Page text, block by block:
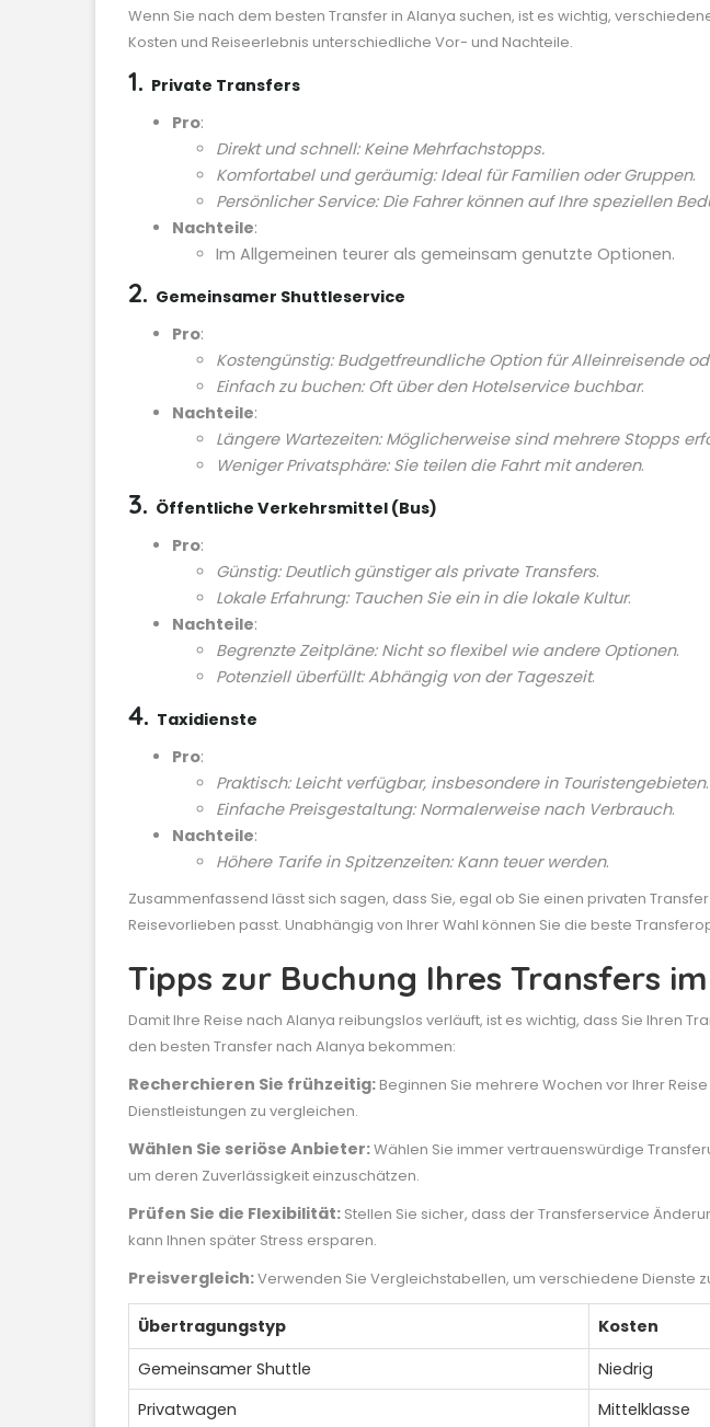
Wenn Sie nach dem besten Transfer in Alanya suchen, ist es wichtig,
Kosten und Reiseerlebnis unterschiedliche Vor- und Nachteile.
1. Private Transfers
Pro:
Direkt und schnell: Keine Mehrfachstopps.
Komfortabel und geräumig: Ideal für Familien oder Gruppen.
Persönlicher Service: Die Fahrer können auf Ihre speziellen
Nachteile:
Im Allgemeinen teurer als gemeinsam genutzte Optionen.
2. Gemeinsamer Shuttleservice
Pro:
Kostengünstig: Budgetfreundliche Option für Alleinreisende
Einfach zu buchen: Oft über den Hotelservice buchbar.
Nachteile:
Längere Wartezeiten: Möglicherweise sind mehrere Stopps
Weniger Privatsphäre: Sie teilen die Fahrt mit anderen.
3. Öffentliche Verkehrsmittel (Bus)
Pro:
Günstig: Deutlich günstiger als private Transfers.
Lokale Erfahrung: Tauchen Sie ein in die lokale Kultur.
Nachteile:
Begrenzte Zeitpläne: Nicht so flexibel wie andere Optionen.
Potenziell überfüllt: Abhängig von der Tageszeit.
4. Taxidienste
Pro:
Praktisch: Leicht verfügbar, insbesondere in Touristengebieten.
Einfache Preisgestaltung: Normalerweise nach Verbrauch.
Nachteile:
Höhere Tarife in Spitzenzeiten: Kann teuer werden.
Zusammenfassend lässt sich sagen, dass Sie, egal ob Sie einen privaten
Reisevorlieben passt. Unabhängig von Ihrer Wahl können Sie die beste
Tipps zur Buchung Ihres Transfers
Damit Ihre Reise nach Alanya reibungslos verläuft, ist es wichtig, dass Sie Ihren
den besten Transfer nach Alanya bekommen:
Recherchieren Sie frühzeitig: Beginnen Sie mehrere Wochen vor Ihrer
Dienstleistungen zu vergleichen.
Wählen Sie seriöse Anbieter:Wählen Sie immer vertrauenswürdige
um deren Zuverlässigkeit einzuschätzen.
Prüfen Sie die Flexibilität: Stellen Sie sicher, dass der Transferservice
kann Ihnen später Stress ersparen.
Preisvergleich:Verwenden Sie Vergleichstabellen, um verschiedene Dienste
Übertragungstyp Kosten
Gemeinsamer Shuttle
Niedrig
Privatwagen
Mittelklasse